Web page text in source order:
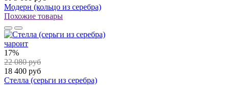
Модерн (кольцо из серебра)
Похожие товары
чароит
17%
22 080 руб
18 400 руб
Стелла (серьги из серебра)